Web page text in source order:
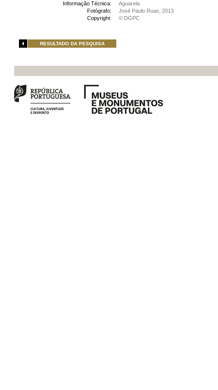
Informação Técnica:
Aguarela
Fotógrafo:
José Paulo Ruas, 2013
Copyright:
© DGPC
RESULTADO DA PESQUISA